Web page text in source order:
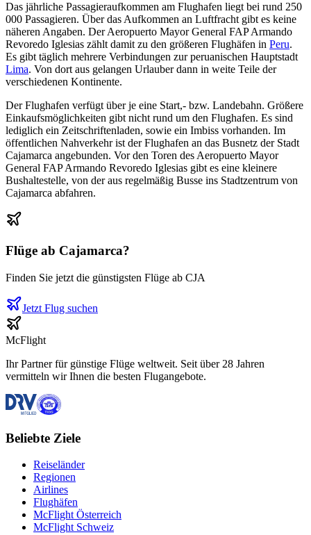
Das jährliche Passagieraufkommen am Flughafen liegt bei rund 250
000 Passagieren. Über das Aufkommen an Luftfracht gibt es keine
näheren Angaben. Der Aeropuerto Mayor General FAP Armando
Revoredo Iglesias zählt damit zu den größeren Flughäfen in Peru.
Es gibt täglich mehrere Verbindungen zur peruanischen Hauptstadt
Lima. Von dort aus gelangen Urlauber dann in weite Teile der
verschiedenen Kontinente.
Der Flughafen verfügt über je eine Start,- bzw. Landebahn. Größere
Einkaufsmöglichkeiten gibt nicht rund um den Flughafen. Es sind
lediglich ein Zeitschriftenladen, sowie ein Imbiss vorhanden. Im
öffentlichen Nahverkehr ist der Flughafen an das Busnetz der Stadt
Cajamarca angebunden. Vor den Toren des Aeropuerto Mayor
General FAP Armando Revoredo Iglesias gibt es eine kleinere
Bushaltestelle, von der aus regelmäßig Busse ins Stadtzentrum von
Cajamarca abfahren.
Flüge ab Cajamarca?
Finden Sie jetzt die günstigsten Flüge ab CJA
Jetzt Flug suchen
McFlight
Ihr Partner für günstige Flüge weltweit. Seit über 28 Jahren
vermitteln wir Ihnen die besten Flugangebote.
Beliebte Ziele
Reiseländer
Regionen
Airlines
Flughäfen
McFlight Österreich
McFlight Schweiz